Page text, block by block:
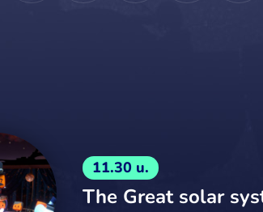
11.30 u.
The Great solar